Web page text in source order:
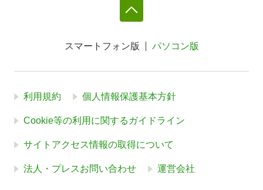
スマートフォン版 パソコン版
利用規約 個人情報保護基本方針
Cookie等の利用に関するガイドライン
サイトアクセス情報の取得について
法人・プレスお問い合わせ 運営会社